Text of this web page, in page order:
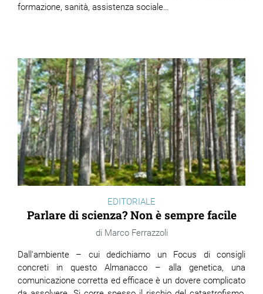
formazione, sanità, assistenza sociale…
EDITORIALE
Parlare di scienza? Non è sempre facile
Marco Ferrazzoli
Dall'ambiente – cui dedichiamo un Focus di consigli
concreti in questo Almanacco – alla genetica, una
comunicazione corretta ed efficace è un dovere complicato